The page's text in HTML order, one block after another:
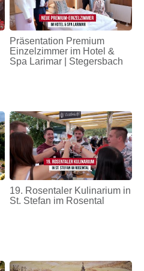
Präsentation Premium
Einzelzimmer im Hotel &
Spa Larimar | Stegersbach
19. Rosentaler Kulinarium in
St. Stefan im Rosental